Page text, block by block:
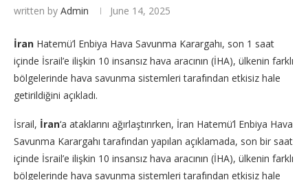
written by Admin June 14, 2025
İran Hatemü’l Enbiya Hava Savunma Karargahı, son 1 saat
içinde İsrail’e ilişkin 10 insansız hava aracının (İHA), ülkenin farklı
bölgelerinde hava savunma sistemleri tarafından etkisiz hale
getirildiğini açıkladı.
İsrail, İran‘a ataklarını ağırlaştırırken, İran Hatemü’l Enbiya Hava
Savunma Karargahı tarafından yapılan açıklamada, son bir saat
içinde İsrail’e ilişkin 10 insansız hava aracının (İHA), ülkenin farklı
bölgelerinde hava savunma sistemleri tarafından etkisiz hale